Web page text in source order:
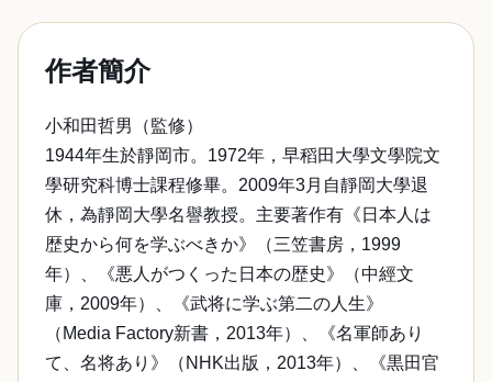
作者簡介
小和田哲男（監修）
1944年生於靜岡市。1972年，早稻田大學文學院文
學研究科博士課程修畢。2009年3月自靜岡大學退
休，為靜岡大學名譽教授。主要著作有《日本人は
歴史から何を学ぶべきか》（三笠書房，1999
年）、《悪人がつくった日本の歴史》（中經文
庫，2009年）、《武将に学ぶ第二の人生》
（Media Factory新書，2013年）、《名軍師あり
て、名将あり》（NHK出版，2013年）、《黒田官